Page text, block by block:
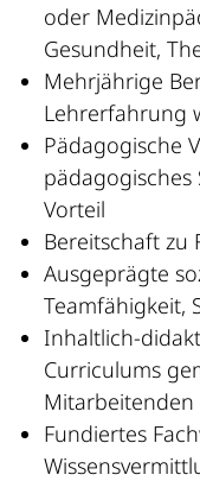
oder
Gesundheit,
Mehrjährige
Lehrerfahrung
Pädagogische
Vorteil
Bereitschaft zu
Ausgeprägte
Teamfähigkeit,
Inhaltlich-
Curriculums
Mitarbeitenden
Fundiertes